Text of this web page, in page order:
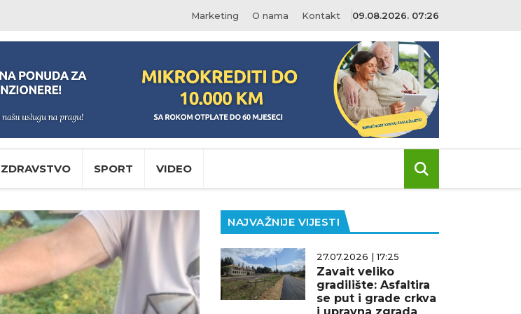
Marketing O nama Kontakt 09.08.2026. 07:26
ZDRAVSTVO SPORT VIDEO
NAJVAŽNIJE VIJESTI
27.07.2026 | 17:25
Zavait veliko
gradilište: Asfaltira
se put i grade crkva
i upravna zgrada